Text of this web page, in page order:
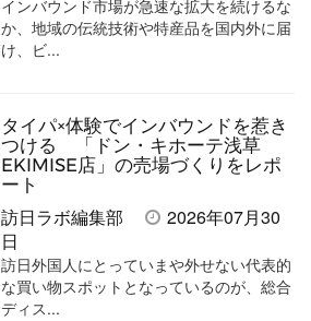
インバウンド市場が急速な拡大を続けるな
か、地域の伝統技術や特産品を国内外に届
け、ビ...
タイパ×体験でインバウンドを惹き
つける 「ドン・キホーテ浅草
EKIMISE店」の売場づくりをレポ
ート
訪日ラボ編集部
2026年07月30
日
訪日外国人にとっていまや外せない代表的
な買い物スポットとなっているのが、総合
ディス...